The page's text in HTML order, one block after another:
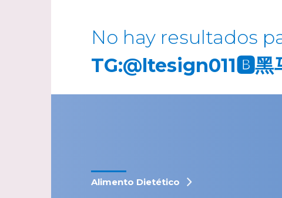
No hay resultados
TG:@ltesign011🅱️黑
Alimento Dietético